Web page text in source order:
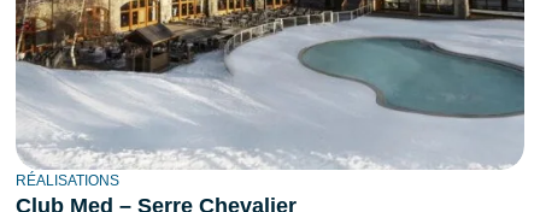
RÉALISATIONS
Club Med – Serre Chevalier